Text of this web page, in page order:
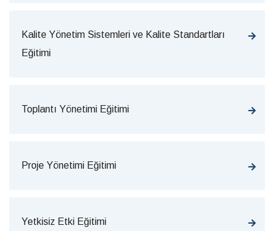
Kalite Yönetim Sistemleri ve Kalite Standartları
Eğitimi
Toplantı Yönetimi Eğitimi
Proje Yönetimi Eğitimi
Yetkisiz Etki Eğitimi